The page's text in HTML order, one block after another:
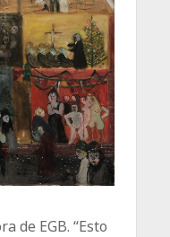
de EGB. “Esto